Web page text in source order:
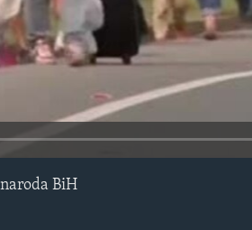
BiH